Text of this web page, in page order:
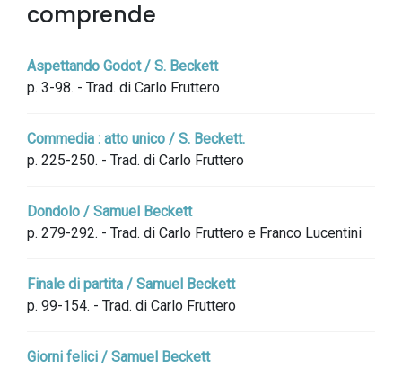
comprende
Aspettando Godot / S. Beckett
p. 3-98. - Trad. di Carlo Fruttero
Commedia : atto unico / S. Beckett.
p. 225-250. - Trad. di Carlo Fruttero
Dondolo / Samuel Beckett
p. 279-292. - Trad. di Carlo Fruttero e Franco Lucentini
Finale di partita / Samuel Beckett
p. 99-154. - Trad. di Carlo Fruttero
Giorni felici / Samuel Beckett